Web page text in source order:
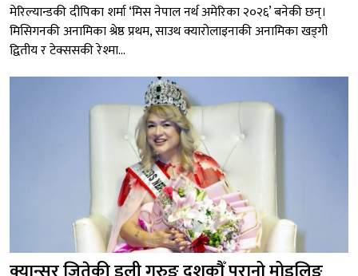
मेरिल्यान्डकी दीपिका शर्मा ‘मिस नेपाल नर्थ अमेरिका २०२६’ बनेकी छन्।
मिसिगनकी अनामिका श्रेष्ठ प्रथम, साउथ क्यारोलाइनाकी अनामिका खड्गी
द्वितीय र टेक्ससकी रेश्मा...